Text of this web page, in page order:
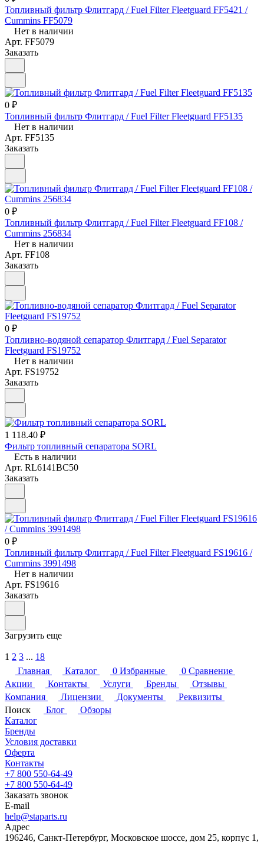
Топливный фильтр Флитгард / Fuel Filter Fleetguard FF5421 /
Cummins FF5079
Нет в наличии
Арт. FF5079
Заказать
0 ₽
Топливный фильтр Флитгард / Fuel Filter Fleetguard FF5135
Нет в наличии
Арт. FF5135
Заказать
0 ₽
Топливный фильтр Флитгард / Fuel Filter Fleetguard FF108 /
Cummins 256834
Нет в наличии
Арт. FF108
Заказать
0 ₽
Топливно-водяной сепаратор Флитгард / Fuel Separator
Fleetguard FS19752
Нет в наличии
Арт. FS19752
Заказать
1 118.40 ₽
Фильтр топливный сепаратора SORL
Есть в наличии
Арт. RL6141BC50
Заказать
0 ₽
Топливный фильтр Флитгард / Fuel Filter Fleetguard FS19616 /
Cummins 3991498
Нет в наличии
Арт. FS19616
Заказать
Загрузить еще
1 2 3 ... 18
Главная
Каталог 0 Избранные 0 Сравнение
Акции
Контакты Услуги Бренды
Отзывы
Компания
Лицензии Документы
Реквизиты
Поиск
Блог
Обзоры
Каталог
Бренды
Условия доставки
Оферта
Контакты
+7 800 550-64-49
+7 800 550-64-49
Заказать звонок
E-mail
help@staparts.ru
Адрес
196246, Санкт-Петербург, Московское шоссе, дом 25, корпус 1,